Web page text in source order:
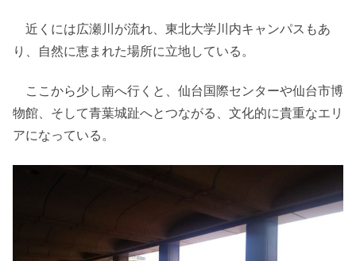
近くには広瀬川が流れ、東北大学川内キャンパスもあ
り、自然に恵まれた場所に立地している。
ここから少し南へ行くと、仙台国際センターや仙台市博
物館、そして青葉城趾へとつながる、文化的に貴重なエリ
アになっている。